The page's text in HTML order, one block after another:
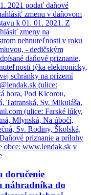
2021 podať daňové
zmenu v daňovom
k 01. 01. 2021. Z
zmeny na
nehnuteľnosti v roku
- dedičským
daňové priznanie,
týka elektronicky,
schránky na prízemí
(ulice:
hora, Pod Kicorou,
Tatranská, Sv. Mikuláša,
(ulice: Farské lúky,
Mlynská, Na úbočí,
Sv. Rodiny, Školská,
priznanie a prílohy
obce: www.lendak.sk v
doručenie
náhradníka do